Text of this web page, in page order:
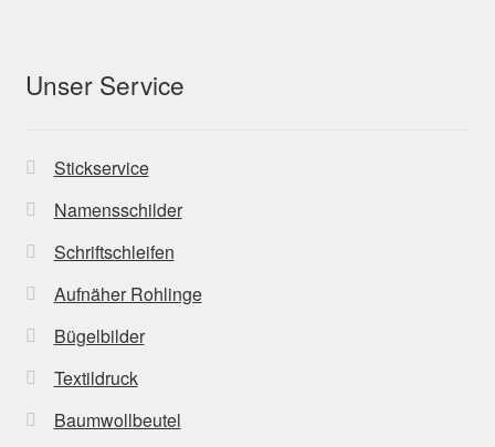
Unser Service
Stickservice
Namensschilder
Schriftschleifen
Aufnäher Rohlinge
Bügelbilder
Textildruck
Baumwollbeutel